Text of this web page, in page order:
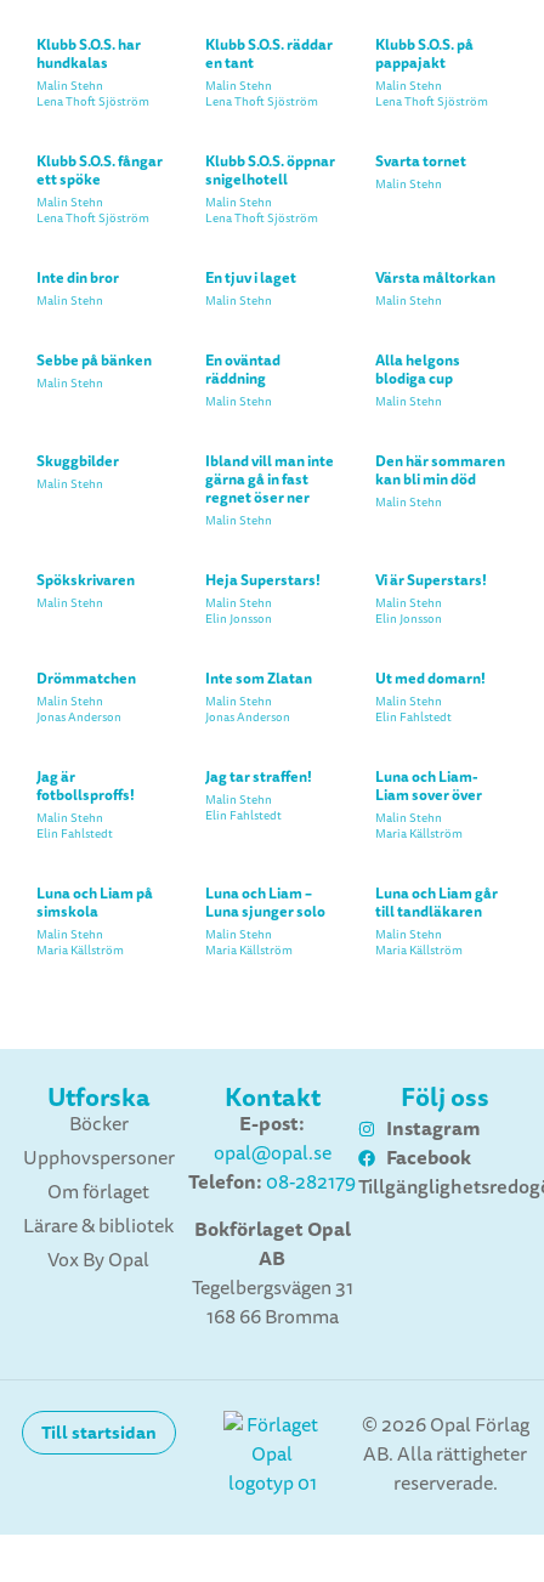
Klubb S.O.S. har
hundkalas
Malin Stehn
Lena Thoft Sjöström
Klubb S.O.S. räddar
en tant
Malin Stehn
Lena Thoft Sjöström
Klubb S.O.S. på
pappajakt
Malin Stehn
Lena Thoft Sjöström
Klubb S.O.S. fångar
ett spöke
Malin Stehn
Lena Thoft Sjöström
Klubb S.O.S. öppnar
snigelhotell
Malin Stehn
Lena Thoft Sjöström
Svarta tornet
Malin Stehn
Inte din bror
Malin Stehn
En tjuv i laget
Malin Stehn
Värsta måltorkan
Malin Stehn
Sebbe på bänken
Malin Stehn
En oväntad
räddning
Malin Stehn
Alla helgons
blodiga cup
Malin Stehn
Skuggbilder
Malin Stehn
Ibland vill man inte
gärna gå in fast
regnet öser ner
Malin Stehn
Den här sommaren
kan bli min död
Malin Stehn
Spökskrivaren
Malin Stehn
Heja Superstars!
Malin Stehn
Elin Jonsson
Vi är Superstars!
Malin Stehn
Elin Jonsson
Drömmatchen
Malin Stehn
Jonas Anderson
Inte som Zlatan
Malin Stehn
Jonas Anderson
Ut med domarn!
Malin Stehn
Elin Fahlstedt
Jag är
fotbollsproffs!
Malin Stehn
Elin Fahlstedt
Jag tar straffen!
Malin Stehn
Elin Fahlstedt
Luna och Liam-
Liam sover över
Malin Stehn
Maria Källström
Luna och Liam på
simskola
Malin Stehn
Maria Källström
Luna och Liam –
Luna sjunger solo
Malin Stehn
Maria Källström
Luna och Liam går
till tandläkaren
Malin Stehn
Maria Källström
Utforska
Böcker
Upphovspersoner
Om förlaget
Lärare & bibliotek
Vox By Opal
Kontakt
E-post:
opal@opal.se
Telefon:08-282179
Bokförlaget Opal
AB
Tegelbergsvägen 31
168 66 Bromma
Följ oss
Instagram
Facebook
Till startsidan
© 2026 Opal Förlag
AB. Alla rättigheter
reserverade.